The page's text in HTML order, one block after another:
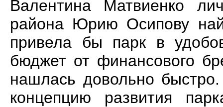
Валентина Матвиенко
района Юрию Осипову
привела бы парк в
бюджет от финансового
нашлась довольно
концепцию развития